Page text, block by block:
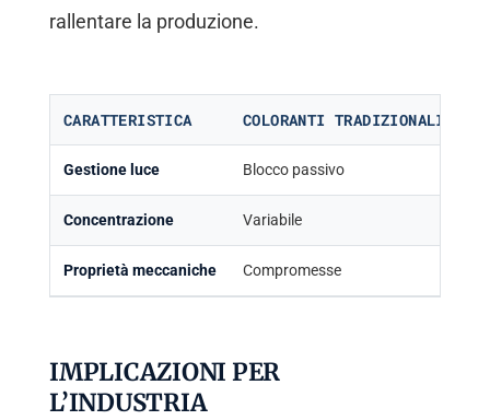
rallentare la produzione.
CARATTERISTICA COLORANTI TRADIZIONALI
Gestione luce Blocco passivo
Concentrazione Variabile
Proprietà meccaniche Compromesse
IMPLICAZIONI PER
L’INDUSTRIA